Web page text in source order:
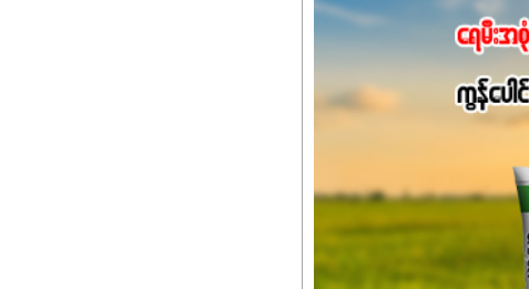
Potassium 8%က အပင်ရဲ့
အရသာ ပိုမိုကောင်းမွန်စေဖို့
အာဟာရဓာတ်စုပ်ယူမှုကောင်းမွ
အကျိုးကျေးဇူးများစွာကိုရရှိ
အားလုံးမှာ အသုံးပြုနိုင်တယ်ဆို
မလို့ အတွေးမများဘဲ သီးနှံတို